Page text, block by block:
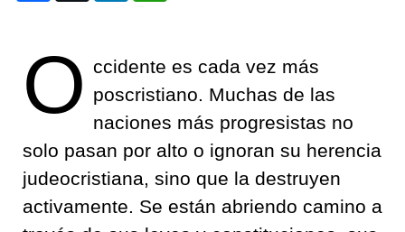
O ccidente es cada vez más
poscristiano. Muchas de las
naciones más progresistas no
solo pasan por alto o ignoran su herencia
judeocristiana, sino que la destruyen
activamente. Se están abriendo camino a